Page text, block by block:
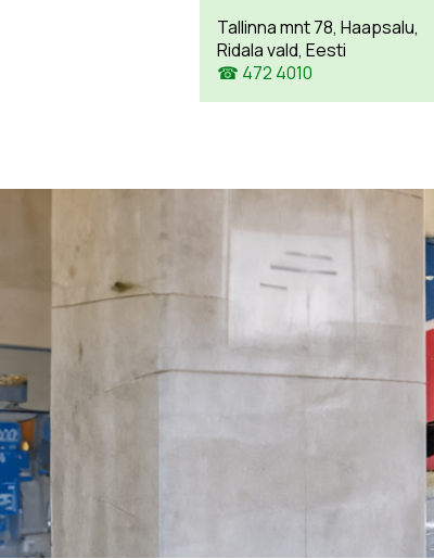
Tallinna mnt 78, Haapsalu,
Ridala vald, Eesti
☎ 472 4010